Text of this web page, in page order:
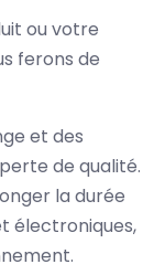
ou votre
ferons de
et des
de qualité.
la durée
électroniques,